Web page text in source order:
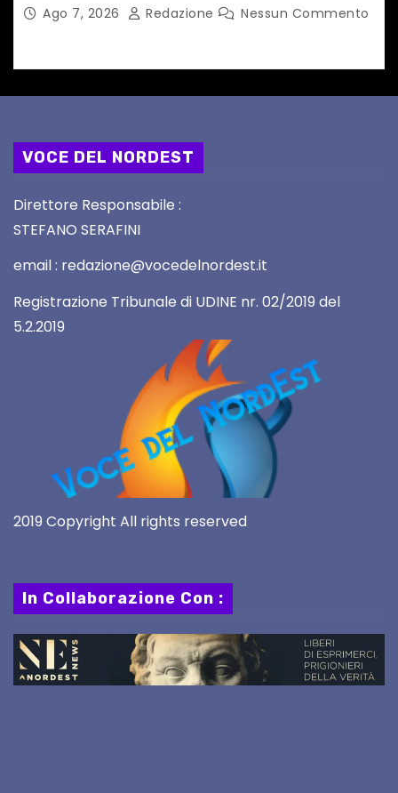
Ago 7, 2026 Redazione Nessun Commento
VOCE DEL NORDEST
Direttore Responsabile :
STEFANO SERAFINI
email : redazione@vocedelnordest.it
Registrazione Tribunale di UDINE nr. 02/2019 del
5.2.2019
2019 Copyright All rights reserved
In Collaborazione Con :